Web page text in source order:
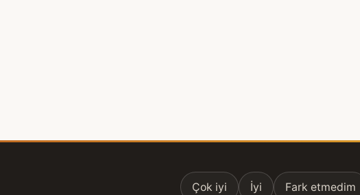
Çok iyi İyi Fark etmedim